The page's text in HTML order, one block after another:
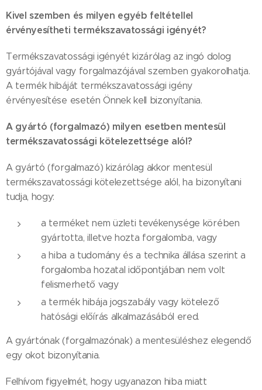
Kivel szemben és milyen egyéb feltétellel
érvényesítheti termékszavatossági igényét?
Termékszavatossági igényét kizárólag az ingó dolog
gyártójával vagy forgalmazójával szemben gyakorolhatja.
A termék hibáját termékszavatossági igény
érvényesítése esetén Önnek kell bizonyítania.
A gyártó (forgalmazó) milyen esetben mentesül
termékszavatossági kötelezettsége alól?
A gyártó (forgalmazó) kizárólag akkor mentesül
termékszavatossági kötelezettsége alól, ha bizonyítani
tudja, hogy:
a terméket nem üzleti tevékenysége körében
gyártotta, illetve hozta forgalomba, vagy
a hiba a tudomány és a technika állása szerint a
forgalomba hozatal időpontjában nem volt
felismerhető vagy
a termék hibája jogszabály vagy kötelező
hatósági előírás alkalmazásából ered.
A gyártónak (forgalmazónak) a mentesüléshez elegendő
egy okot bizonyítania.
Felhívom figyelmét, hogy ugyanazon hiba miatt